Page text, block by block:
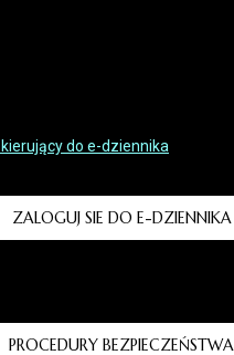
ZALOGUJ SIE DO E-DZIENNIKA
PROCEDURY BEZPIECZEŃSTWA